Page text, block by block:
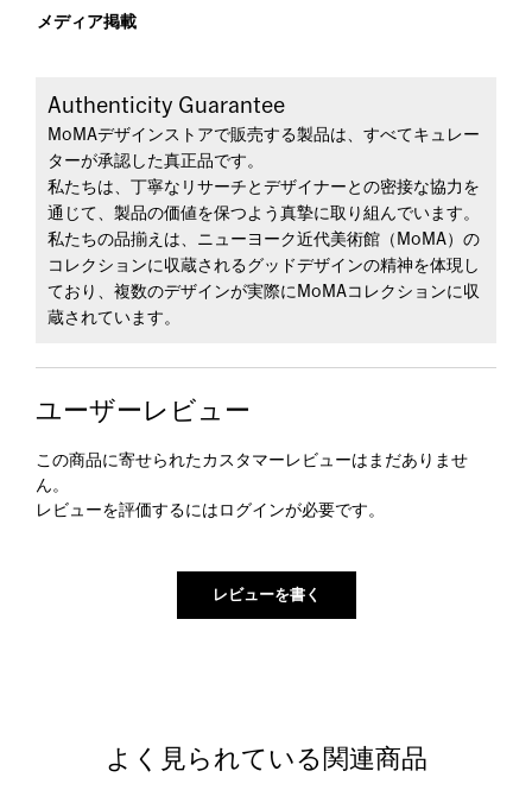
メディア掲載
Authenticity Guarantee
MoMAデザインストアで販売する製品は、すべてキュレー
ターが承認した真正品です。
私たちは、丁寧なリサーチとデザイナーとの密接な協力を
通じて、製品の価値を保つよう真摯に取り組んでいます。
私たちの品揃えは、ニューヨーク近代美術館（MoMA）の
コレクションに収蔵されるグッドデザインの精神を体現し
ており、複数のデザインが実際にMoMAコレクションに収
蔵されています。
ユーザーレビュー
この商品に寄せられたカスタマーレビューはまだありませ
ん。
レビューを評価するには ログインが必要です。
よく見られている関連商品